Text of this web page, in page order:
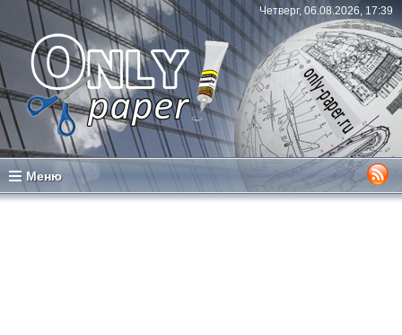
Четверг, 06.08.2026, 17:39
Меню